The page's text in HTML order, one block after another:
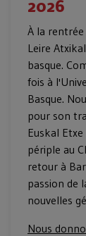
2026
À la
Leire
basque.
fois à
Basque.
pour son
Euskal
périple au
retour à
passion de
nouvelles
Nous